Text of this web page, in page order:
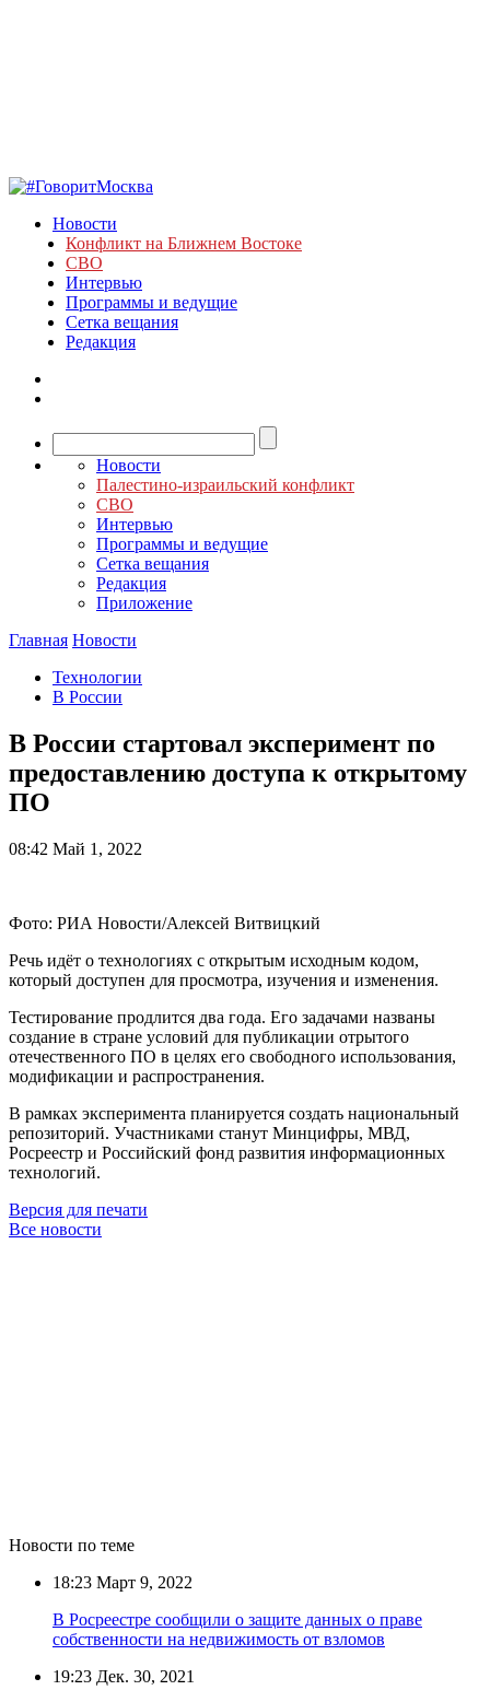
Новости
Конфликт на Ближнем Востоке
СВО
Интервью
Программы и ведущие
Сетка вещания
Редакция
Новости
Палестино-израильский конфликт
СВО
Интервью
Программы и ведущие
Сетка вещания
Редакция
Приложение
Главная Новости
Технологии
В России
В России стартовал эксперимент по
предоставлению доступа к открытому
ПО
08:42 Май 1, 2022
Фото: РИА Новости/Алексей Витвицкий
Речь идёт о технологиях с открытым исходным кодом,
который доступен для просмотра, изучения и изменения.
Тестирование продлится два года. Его задачами названы
создание в стране условий для публикации отрытого
отечественного ПО в целях его свободного использования,
модификации и распространения.
В рамках эксперимента планируется создать национальный
репозиторий. Участниками станут Минцифры, МВД,
Росреестр и Российский фонд развития информационных
технологий.
Версия для печати
Все новости
Новости по теме
18:23 Март 9, 2022
В Росреестре сообщили о защите данных о праве
собственности на недвижимость от взломов
19:23 Дек. 30, 2021